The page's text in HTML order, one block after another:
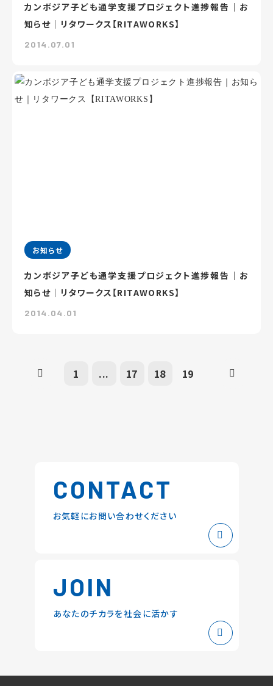
カンボジア子ども通学支援プロジェクト進捗報告｜お
知らせ｜リタワークス【RITAWORKS】
2014.07.01
お知らせ
カンボジア子ども通学支援プロジェクト進捗報告｜お
知らせ｜リタワークス【RITAWORKS】
2014.04.01
1 ... 17 18 19
CONTACT
お気軽にお問い合わせください
JOIN
あなたのチカラを社会に活かす